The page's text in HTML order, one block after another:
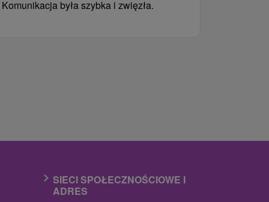
Komunikacja była szybka i zwięzła.
SIECI SPOŁECZNOŚCIOWE I
ADRES